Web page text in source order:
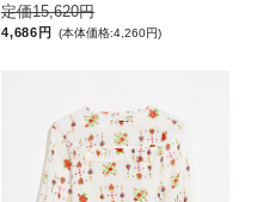
定価15,620円
4,686円 (本体価格:4,260円)